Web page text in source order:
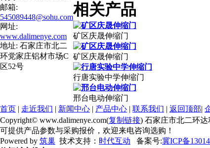
邮箱:
545089448@sohu.com
网址:
www.dalimenye.com
地址: 石家庄市北二
环党家庄铝材市场C
区52号
相关产品
矿区庆晟伸缩门
矿区庆晟伸缩门
行唐实验中学伸缩门
邢台电动伸缩门
首页 | 走近我们 | 新闻中心 | 产品中心 | 联系我们 | 返回顶部|
Copyright© www.dalimenye.com(复制链接) 石家庄市北二环
可提供产品参数与采购报价，欢迎来电咨询选购！
Powered by 筑巢 技术支持： 时代互动 备案号:冀ICP备